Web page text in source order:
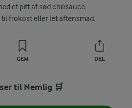
et pift af sød chilisauce.
frokost eller let aftensmad.
GEM DEL
til Nemlig 🛒